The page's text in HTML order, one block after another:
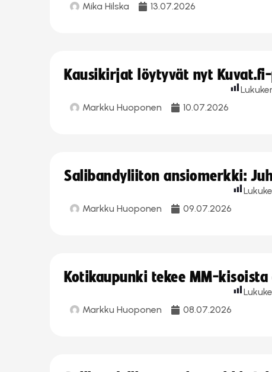
Mika Hilska 13.07.2026
Kausikirjat löytyvät nyt
Markku Huoponen 10.07.2026
Salibandyliiton ansiomerkki:
Markku Huoponen 09.07.2026
Kotikaupunki tekee MM-
Markku Huoponen 08.07.2026